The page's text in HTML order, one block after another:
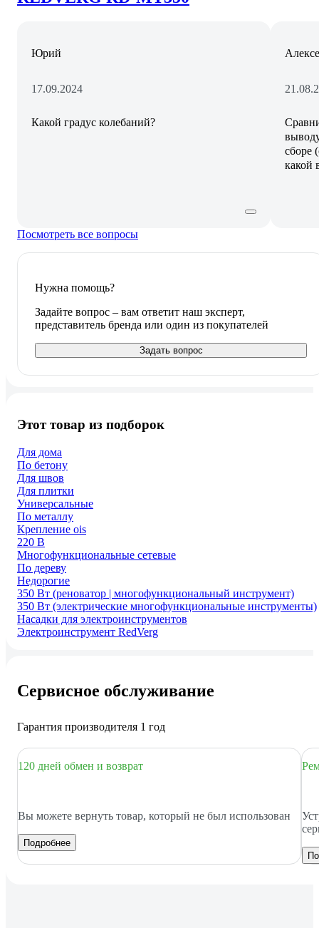
Юрий
17.09.2024
Какой градус колебаний?
сборе
какой
Посмотреть все вопросы
Нужна помощь?
Задайте вопрос – вам ответит наш эксперт,
представитель бренда или один из покупателей
Задать вопрос
Этот товар из подборок
Для дома
По бетону
Для швов
Для плитки
Универсальные
По металлу
Крепление ois
220 В
Многофункциональные сетевые
По дереву
Недорогие
350 Вт (реноватор | многофункциональный инструмент)
350 Вт (электрические многофункциональные инструменты)
Насадки для электроинструментов
Электроинструмент RedVerg
Сервисное обслуживание
Гарантия производителя 1 год
120 дней обмен и возврат
Вы можете вернуть товар, который не был использован
Подробнее